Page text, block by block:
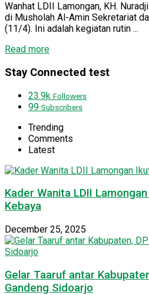
Wanhat LDII Lamongan, KH.
di Musholah Al-Amin Sekretariat
(11/4). Ini adalah kegiatan rutin ...
Read moreDetails
Stay Connected test
23.9k Followers
99 Subscribers
Trending
Comments
Latest
Kader Wanita LDII
Kebaya
December 25, 2025
Gelar Taaruf antar
Gandeng Sidoarjo